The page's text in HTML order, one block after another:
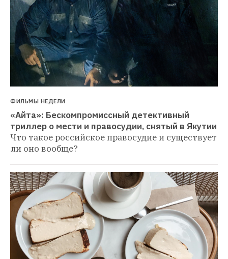
ФИЛЬМЫ НЕДЕЛИ
«Айта»: Бескомпромиссный детективный
триллер о мести и правосудии, снятый в Якутии
Что такое российское правосудие и существует
ли оно вообще?